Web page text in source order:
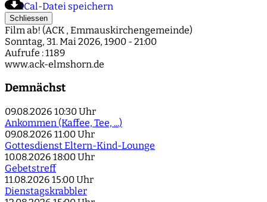
iCal-Datei speichern
Schliessen
Film ab! (ACK , Emmauskirchengemeinde)
Sonntag, 31. Mai 2026, 19:00 - 21:00
Aufrufe : 1189
www.ack-elmshorn.de
Demnächst
09.08.2026 10:30 Uhr
Ankommen (Kaffee, Tee, ...)
09.08.2026 11:00 Uhr
Gottesdienst Eltern-Kind-Lounge
10.08.2026 18:00 Uhr
Gebetstreff
11.08.2026 15:00 Uhr
Dienstagskrabbler